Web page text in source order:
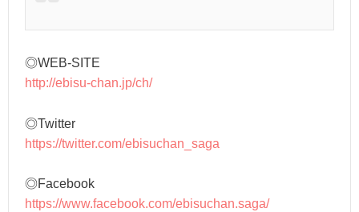
◎WEB-SITE
http://ebisu-chan.jp/ch/
◎Twitter
https://twitter.com/ebisuchan_saga
◎Facebook
https://www.facebook.com/ebisuchan.saga/